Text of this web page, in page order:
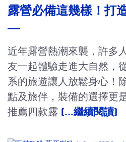
露營必備這幾樣！打
近年露營熱潮來襲，許多
友一起體驗走進大自然，
系的旅遊讓人放鬆身心！
點及旅伴，裝備的選擇更
推薦四款露 (...繼續閱讀)